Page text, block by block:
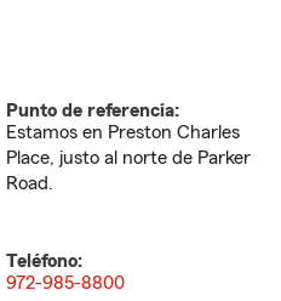
Punto de referencia:
Estamos en Preston Charles
Place, justo al norte de Parker
Road.
Teléfono:
972-985-8800